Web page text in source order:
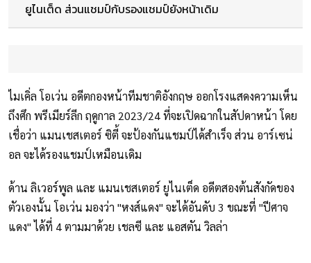
ยูไนเต็ด ส่วนแชมป์กับรองแชมป์ยังหน้าเดิม
ไมเคิ่ล โอเว่น อดีตกองหน้าทีมชาติอังกฤษ ออกโรงแสดงความเห็น
ถึงศึก พรีเมียร์ลีก ฤดูกาล 2023/24 ที่จะเปิดฉากในสัปดาหน้า โดย
เชื่อว่า แมนเชสเตอร์ ซิตี้ จะป้องกันแชมป์ได้สำเร็จ ส่วน อาร์เซน่
อล จะได้รองแชมป์เหมือนเดิม
ด้าน ลิเวอร์พูล และ แมนเชสเตอร์ ยูไนเต็ด อดีตสองต้นสังกัดของ
ตัวเองนั้น โอเว่น มองว่า "หงส์แดง" จะได้อันดับ 3 ขณะที่ "ปีศาจ
แดง" ได้ที่ 4 ตามมาด้วย เชลซี และ แอสตัน วิลล่า